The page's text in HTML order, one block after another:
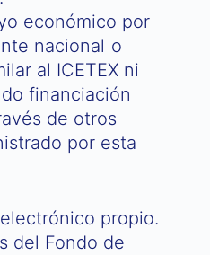
económico por
nacional o
al ICETEX ni
financiación
de otros
por esta
propio.
del Fondo de